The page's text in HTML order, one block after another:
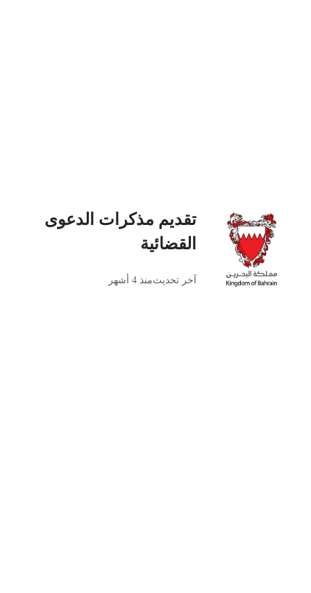
تقديم مذكرات الدعوى
القضائية
آخر تحديثمنذ 4 أشهر